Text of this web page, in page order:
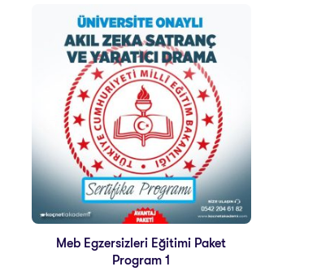
Meb Egzersizleri Eğitimi Paket
Program 1